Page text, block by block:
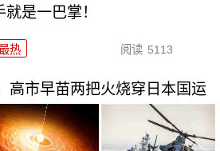
就是一巴掌！
热 阅读 5113
高市早苗两把火烧穿日本国运